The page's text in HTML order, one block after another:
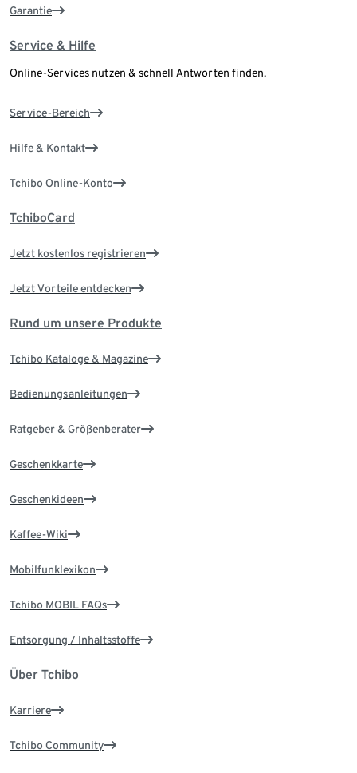
Garantie
Service & Hilfe
Online-Services nutzen & schnell Antworten finden.
Service-Bereich
Hilfe & Kontakt
Tchibo Online-Konto
TchiboCard
Jetzt kostenlos registrieren
Jetzt Vorteile entdecken
Rund um unsere Produkte
Tchibo Kataloge & Magazine
Bedienungsanleitungen
Ratgeber & Größenberater
Geschenkkarte
Geschenkideen
Kaffee-Wiki
Mobilfunklexikon
Tchibo MOBIL FAQs
Entsorgung / Inhaltsstoffe
Über Tchibo
Karriere
Tchibo Community